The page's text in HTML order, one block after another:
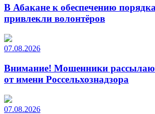
В Абакане к обеспечению
привлекли волонтёров
07.08.2026
Внимание! Мошенники
от имени Россельхознадзора
07.08.2026